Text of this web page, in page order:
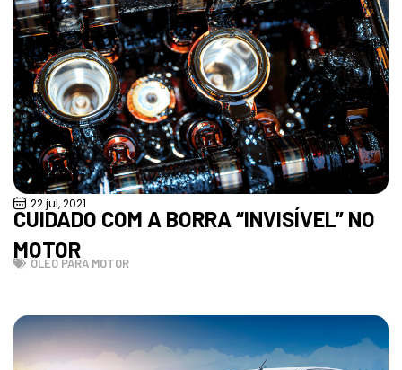
22 jul, 2021
CUIDADO COM A BORRA “INVISÍVEL” NO
MOTOR
ÓLEO PARA MOTOR